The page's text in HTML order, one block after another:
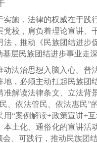
实施，法律的权威在于践
党校，肩负着理论宣讲
法，推动《民族团结进
层民族团结进步事业走深
动法治思想入脑入心。普
地，必须主动扛起民族
准解读法律条文、立法
、依法管民、依法惠民
用“案例解读+政策宣讲+
本土化、通俗化的宣讲
、可践行，推动民族团